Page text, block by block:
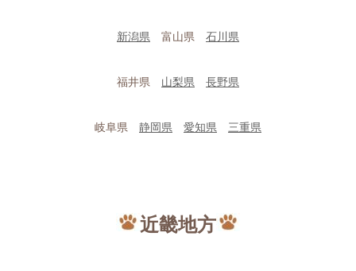
新潟県 富山県 石川県
福井県 山梨県 長野県
岐阜県 静岡県 愛知県 三重県
近畿地方